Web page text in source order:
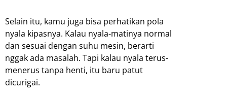
Selain itu, kamu juga bisa perhatikan pola
nyala kipasnya. Kalau nyala-matinya normal
dan sesuai dengan suhu mesin, berarti
nggak ada masalah. Tapi kalau nyala terus-
menerus tanpa henti, itu baru patut
dicurigai.